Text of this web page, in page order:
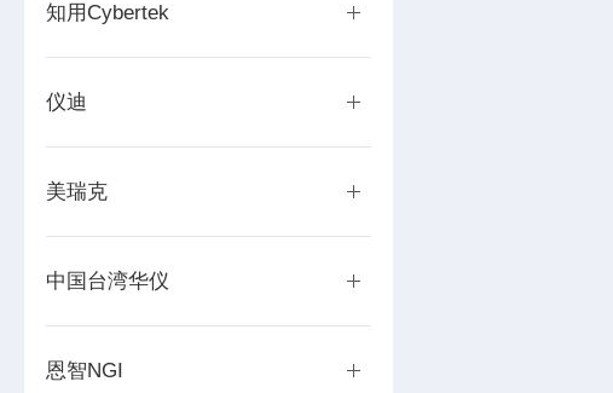
知用Cybertek
仪迪
美瑞克
中国台湾华仪
恩智NGI